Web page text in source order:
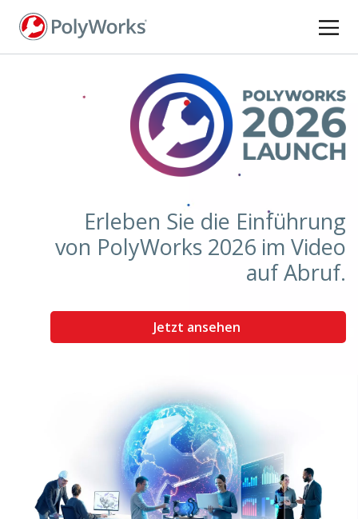
Direkt
zum
Erleben Sie die Einführung
von PolyWorks 2026 im Video
auf Abruf.
Jetzt ansehen